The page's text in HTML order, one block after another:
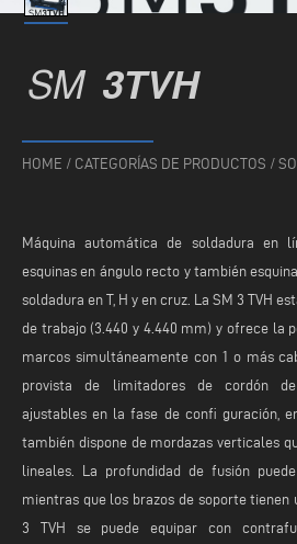
SM 3TVH
HOME / CATEGORÍAS DE PRODUCTOS /
Máquina automática de soldadura en
esquinas en ángulo recto y también
soldadura en T, H y en cruz. La SM 3 TVH
de trabajo (3.440 y 4.440 mm) y ofrece la
marcos simultáneamente con 1 o más
provista de limitadores de cordón de
ajustables en la fase de confi guración,
también dispone de mordazas verticales
lineales. La profundidad de fusión
mientras que los brazos de soporte tienen
3 TVH se puede equipar con